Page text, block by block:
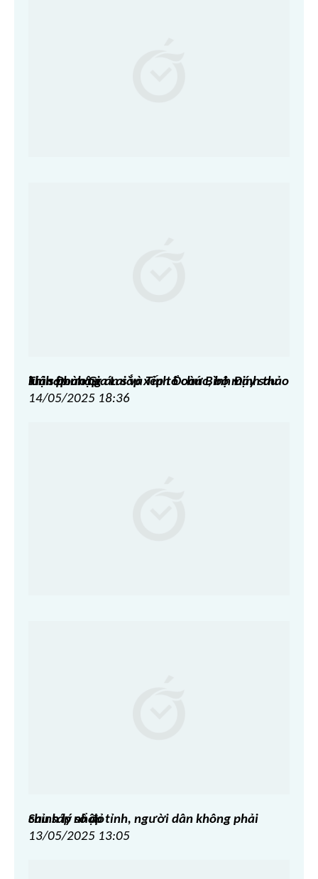
Tỉnh Đoàn Gia Lai và Tỉnh Đoàn Bình Định thảo luận phương án sắp xếp tổ chức, bộ máy sau khi sáp nhập
14/05/2025 18:36
Sau sáp nhập tỉnh, người dân không phải chỉnh lý sổ đỏ
13/05/2025 13:05